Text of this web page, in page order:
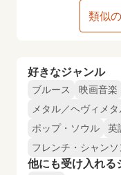
好きなジャンル
ブルース 映画音楽
メタル／ヘヴィメタ
ポップ・ソウル
英
フレンチ・シャン
他にも受け入れる
類似